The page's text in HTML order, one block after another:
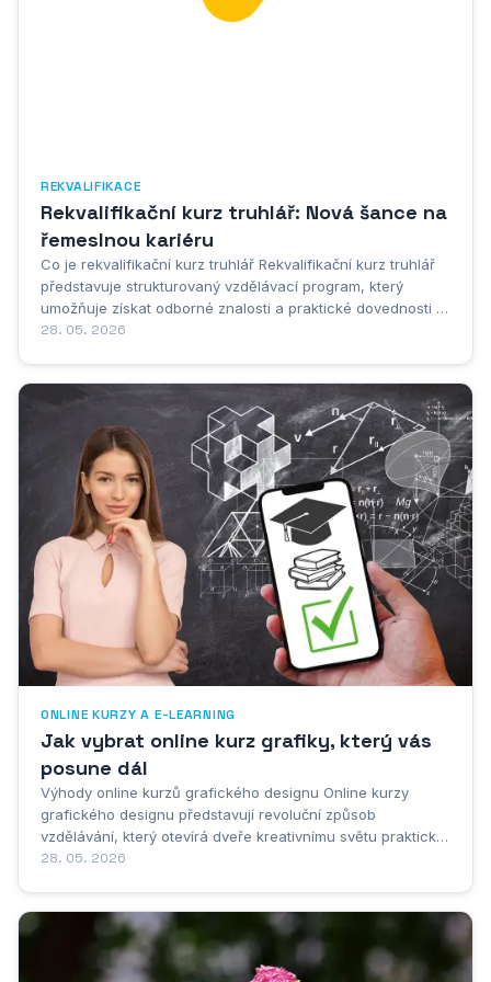
REKVALIFIKACE
Rekvalifikační kurz truhlář: Nová šance na
řemeslnou kariéru
Co je rekvalifikační kurz truhlář Rekvalifikační kurz truhlář
představuje strukturovaný vzdělávací program, který
umožňuje získat odborné znalosti a praktické dovednosti v
oblasti truhlářství. Tento typ vzdělávání je určen především
28. 05. 2026
ONLINE KURZY A E-LEARNING
Jak vybrat online kurz grafiky, který vás
posune dál
Výhody online kurzů grafického designu Online kurzy
grafického designu představují revoluční způsob
vzdělávání, který otevírá dveře kreativnímu světu prakticky
komukoli s přístupem k internetu. Flexibilita, kterou tyto
28. 05. 2026